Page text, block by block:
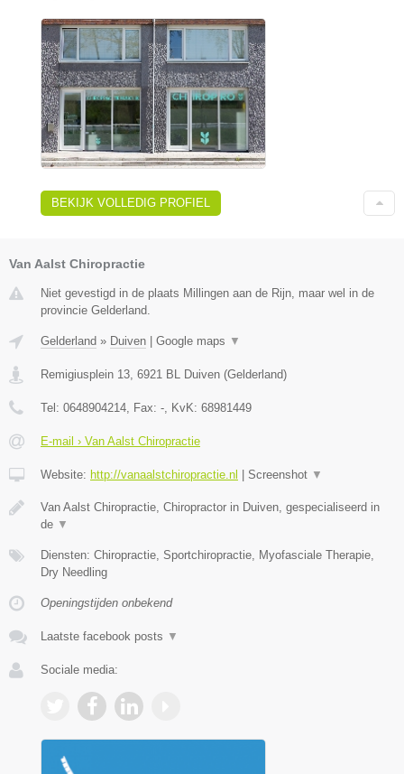
BEKIJK VOLLEDIG PROFIEL
Van Aalst Chiropractie
Niet gevestigd in de plaats Millingen aan de Rijn, maar wel in de
provincie Gelderland.
Gelderland » Duiven | Google maps ▼
Remigiusplein 13 6921 BL Duiven (Gelderland)
Tel: 0648904214 , Fax: - , KvK: 68981449
E-mail › Van Aalst Chiropractie
Website: http://vanaalstchiropractie.nl | Screenshot ▼
Van Aalst Chiropractie, Chiropractor in Duiven, gespecialiseerd in
de ▼
Diensten: Chiropractie, Sportchiropractie, Myofasciale Therapie,
Dry Needling
Openingstijden onbekend
Laatste facebook posts ▼
Sociale media: